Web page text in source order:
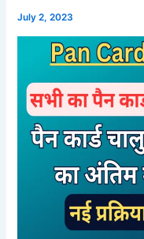
July 2, 2023